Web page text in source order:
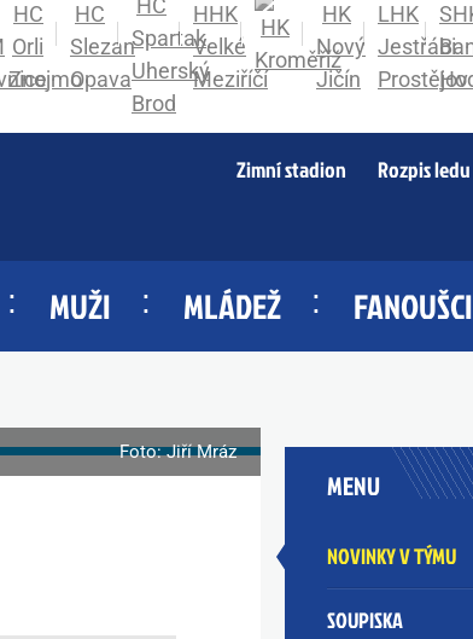
Zimní stadion Rozpis ledu
MUŽI MLÁDEŽ FANOUŠCI
Foto: Jiří Mráz
MENU
NOVINKY V TÝMU
SOUPISKA